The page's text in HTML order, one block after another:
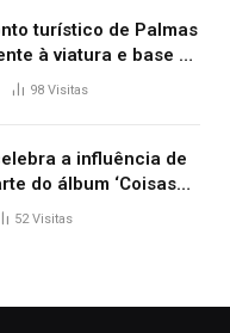
turístico de Palmas
à viatura e base de
investiga
98 Visitas
a influência de
do álbum ‘Coisas
52Visitas